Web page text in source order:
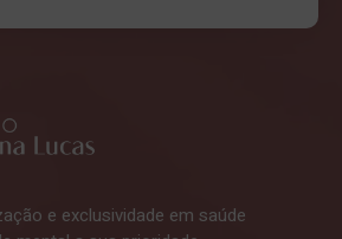
e exclusividade em saúde